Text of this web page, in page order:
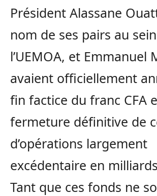
Président Alassane
nom de ses pairs au
l’UEMOA, et Emmanuel
avaient officiellement
fin factice du franc CFA
fermeture définitive de
d’opérations largement
excédentaire en
Tant que ces fonds ne